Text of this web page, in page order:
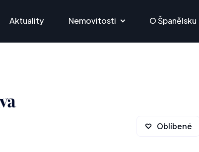
Aktuality Nemovitosti O Španělsku
Oblíbené